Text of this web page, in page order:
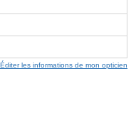
Éditer les informations de mon opticien